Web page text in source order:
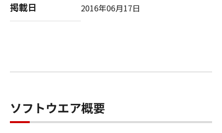
Canon enforcing its respective legal rights,
you must then promptly destroy the
A "US Government End User" shall mean any
agency or entity of the government of the
United States. If you are a US Government
掲載日 2016年06月17日
ソフトウエア概要